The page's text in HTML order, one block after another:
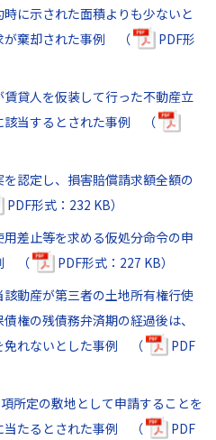
に示された面積よりも少ないと
が棄却された事例 （
PDF形
貸人を仮装して行った不動産立
該当するとされた事例 （
認定し、損害賠償請求額全額の
PDF形式：232 KB）
差止等を求める仮処分命令の申
（
PDF形式：227 KB）
動産が第三者の土地所有権行使
権の残債務弁済期の経過後は、
免れないとした事例 （
PDF
所定の敷地として申請することを
当たるとされた事例 （
PDF